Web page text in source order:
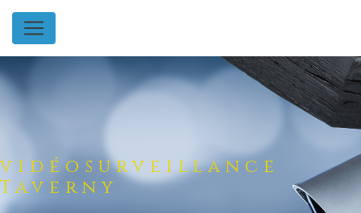
Panneau de gestion des cookies
vidéosurveillance
Taverny